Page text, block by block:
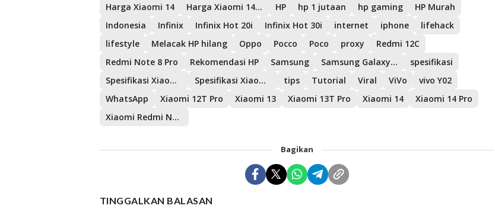
Harga Xiaomi 14
Harga Xiaomi 14 Pro HP hp 1 jutaan hp gaming
HP Murah
Indonesia
Infinix Infinix Hot 20i Infinix Hot 30i internet iphone
lifehack
lifestyle
Melacak HP hilang Oppo Pocco Poco proxy
Redmi 12C
Redmi Note 8 Pro
Rekomendasi HP Samsung Samsung Galaxy A04
spesifikasi
Spesifikasi Xiaomi 14
Spesifikasi Xiaomi 14 Pro tips Tutorial Viral ViVo
vivo Y02
WhatsApp
Xiaomi 12T Pro Xiaomi 13 Xiaomi 13T Pro Xiaomi 14
Xiaomi 14 Pro
Xiaomi Redmi Note 8 Pro
Bagikan
TINGGALKAN BALASAN